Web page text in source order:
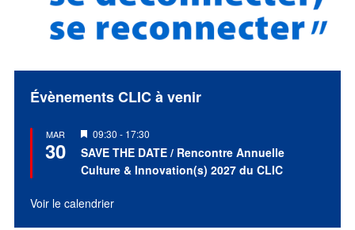
Évènements CLIC à venir
MAR
30
Mis
en
avant
09:30 - 17:30
SAVE THE DATE / Rencontre Annuelle
Culture & Innovation(s) 2027 du CLIC
Voir le calendrier